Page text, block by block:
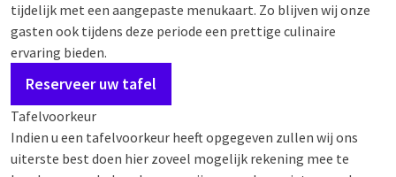
tijdelijk met een aangepaste menukaart. Zo blijven wij onze
gasten ook tijdens deze periode een prettige culinaire
ervaring bieden.
Reserveer uw tafel
Tafelvoorkeur
Indien u een tafelvoorkeur heeft opgegeven zullen wij ons
uiterste best doen hier zoveel mogelijk rekening mee te